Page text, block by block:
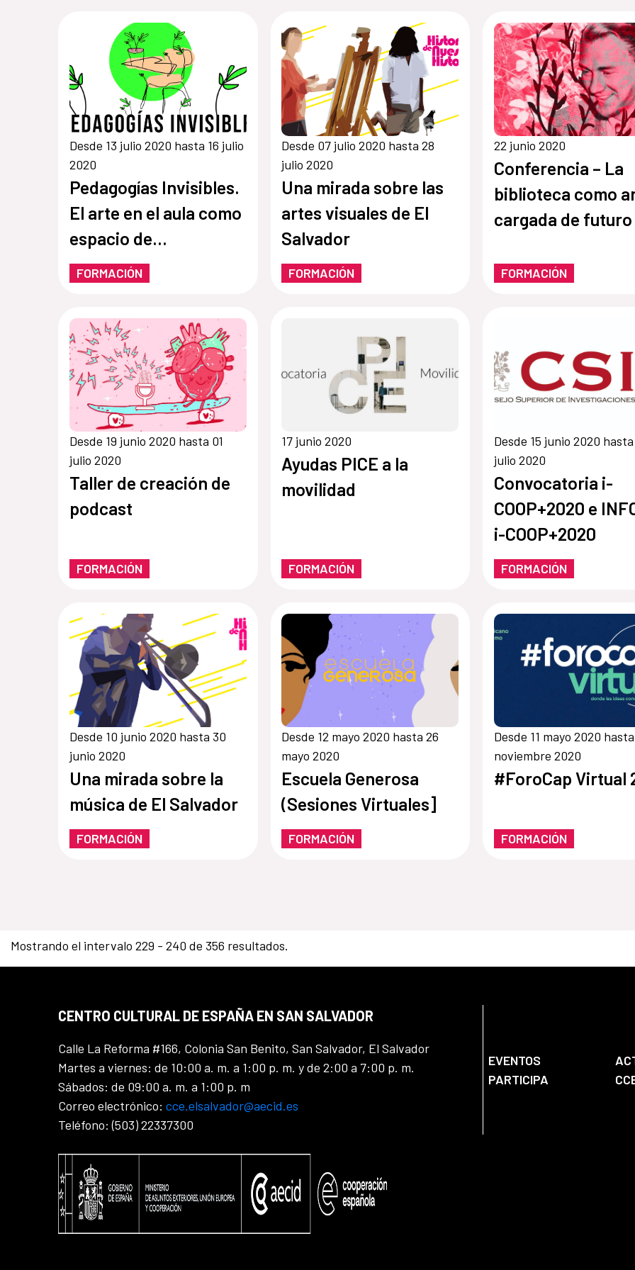
Desde 13 julio 2020 hasta 16 julio
2020
Pedagogías Invisibles.
El arte en el aula como
espacio de
aprendizaje y
creatividad
FORMACIÓN
Desde 07 julio 2020 hasta 28
julio 2020
Una mirada sobre las
artes visuales de El
Salvador
FORMACIÓN
22 junio 2020
Conferencia – La
biblioteca como
cargada de futuro
FORMACIÓN
Desde 19 junio 2020 hasta 01
julio 2020
Taller de creación de
podcast
FORMACIÓN
17 junio 2020
Ayudas PICE a la
movilidad
FORMACIÓN
Desde 15 junio 2020
julio 2020
Convocatoria i-
COOP+2020 e
i-COOP+2020
FORMACIÓN
Desde 10 junio 2020 hasta 30
junio 2020
Una mirada sobre la
música de El Salvador
FORMACIÓN
Desde 12 mayo 2020 hasta 26
mayo 2020
Escuela Generosa
(Sesiones Virtuales]
FORMACIÓN
Desde 11 mayo 2020
noviembre 2020
#ForoCap Virtual
FORMACIÓN
Mostrando el intervalo 229 - 240 de 356 resultados.
CENTRO CULTURAL DE ESPAÑA EN SAN SALVADOR
Calle La Reforma #166, Colonia San Benito, San Salvador, El Salvador
Martes a viernes: de 10:00 a. m. a 1:00 p. m. y de 2:00 a 7:00 p. m.
Sábados: de 09:00 a. m. a 1:00 p. m
Correo electrónico: cce.elsalvador@aecid.es
Teléfono: (503) 22337300
EVENTOS
PARTICIPA